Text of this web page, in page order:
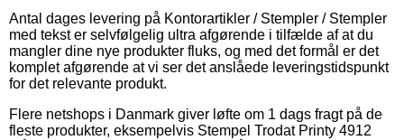
Antal dages levering på Kontorartikler / Stempler / Stempler
med tekst er selvfølgelig ultra afgørende i tilfælde af at du
mangler dine nye produkter fluks, og med det formål er det
komplet afgørende at vi ser det anslåede leveringstidspunkt
for det relevante produkt.
Flere netshops i Danmark giver løfte om 1 dags fragt på de
fleste produkter, eksempelvis Stempel Trodat Printy 4912